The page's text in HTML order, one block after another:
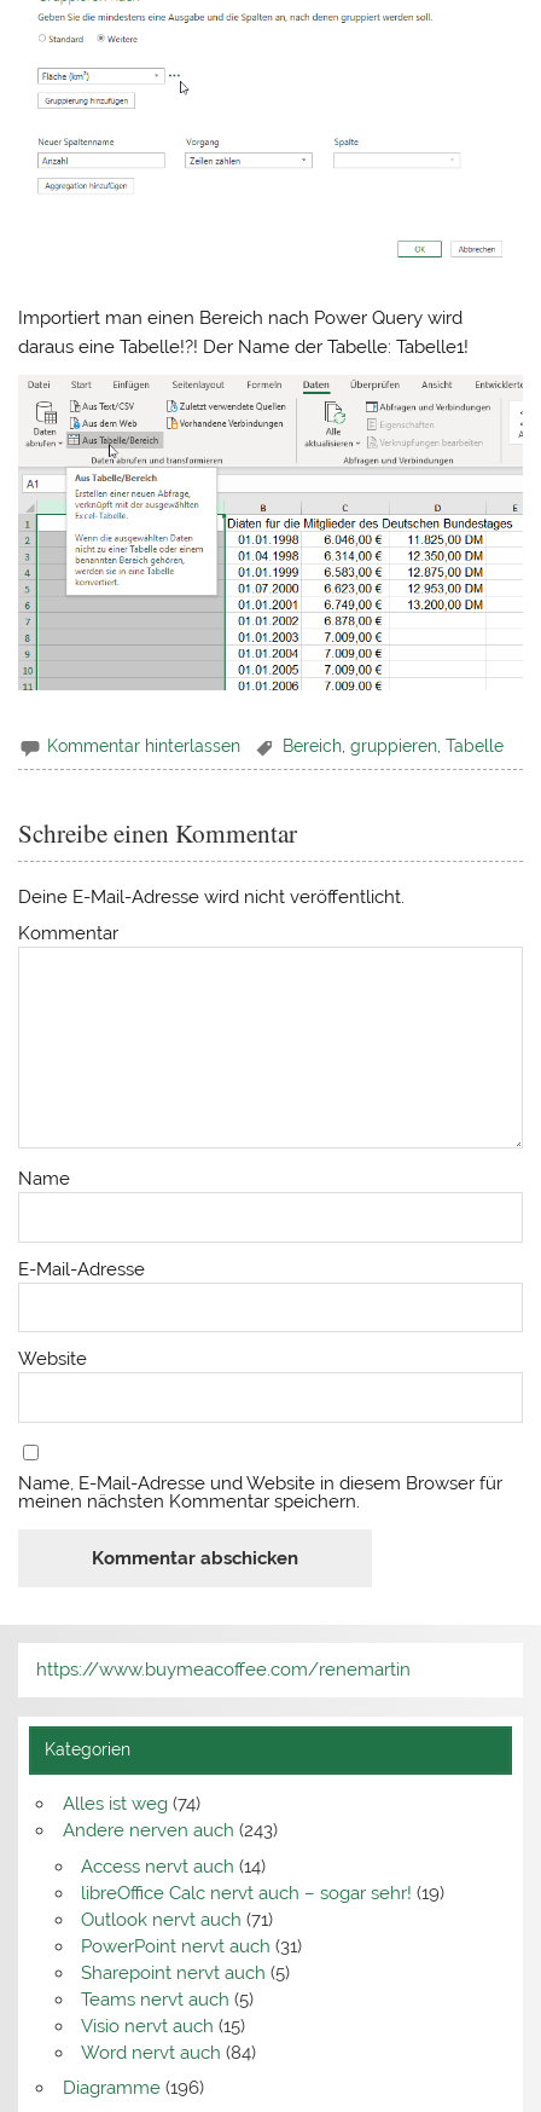
Importiert man einen Bereich nach Power Query wird
daraus eine Tabelle!?! Der Name der Tabelle: Tabelle1!
Kommentar hinterlassen Bereich ,gruppieren ,Tabelle
Schreibe einen Kommentar
Deine E-Mail-Adresse wird nicht veröffentlicht.
Kommentar
Name
E-Mail-Adresse
Website
Name, E-Mail-Adresse und Website in diesem Browser für
meinen nächsten Kommentar speichern.
https://www.buymeacoffee.com/renemartin
Kategorien
Alles ist weg(74)
Andere nerven auch (243)
Access nervt auch (14)
libreOffice Calc nervt auch – sogar sehr! (19)
Outlook nervt auch (71)
PowerPoint nervt auch (31)
Sharepoint nervt auch (5)
Teams nervt auch (5)
Visio nervt auch (15)
Word nervt auch (84)
Diagramme(196)